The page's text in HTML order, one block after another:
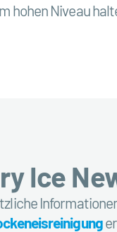
hohen Niveau
Ice